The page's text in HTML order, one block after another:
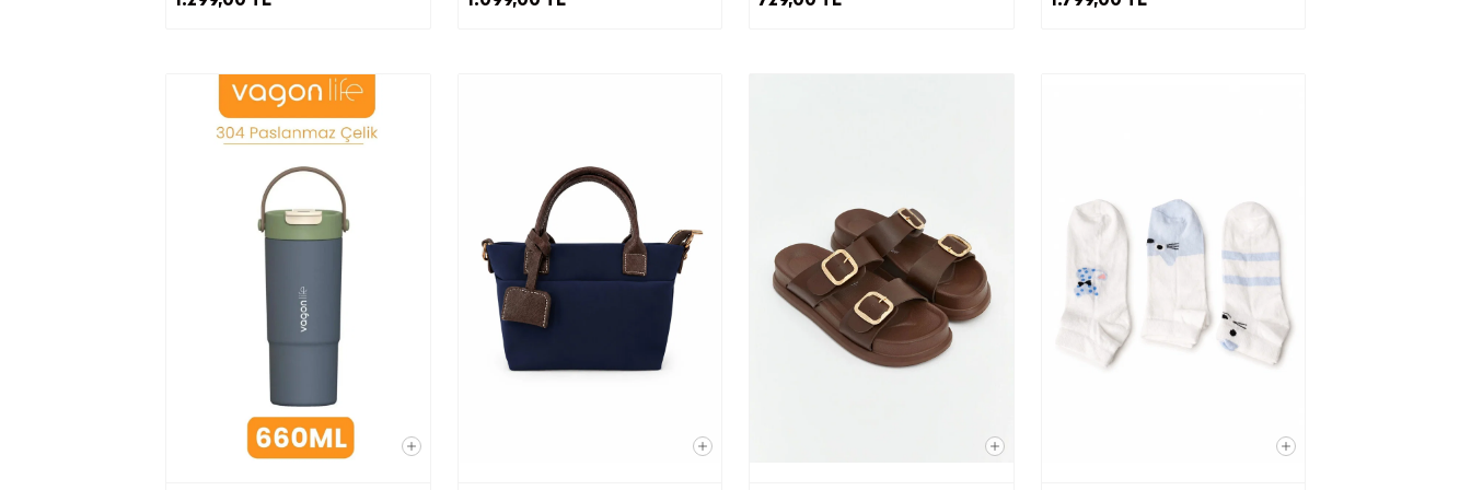
yönetilmesine imkan tanıyan İleti Yönetim Sistemi ile,
Ticari elektronik ileti gönderimi için birlikte çalıştığımız ajans ve iş
KVKK’nın 9. Maddesi kapsamında;
İnternet sitesi sunucularımızın ve e-posta altyapısının yurtdışında olması
nedeniyle yurtdışına
Belirtilen kişisel veri işleme şartları ve (b) kısmında belirtilen amaçlarla
f) Kişisel Veri Sahibi Olarak KVKK Kapsamındaki Haklarınızla